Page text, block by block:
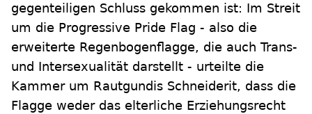
gegenteiligen Schluss gekommen ist: Im Streit
um die Progressive Pride Flag - also die
erweiterte Regenbogenflagge, die auch Trans-
und Intersexualität darstellt - urteilte die
Kammer um Rautgundis Schneiderit, dass die
Flagge weder das elterliche Erziehungsrecht